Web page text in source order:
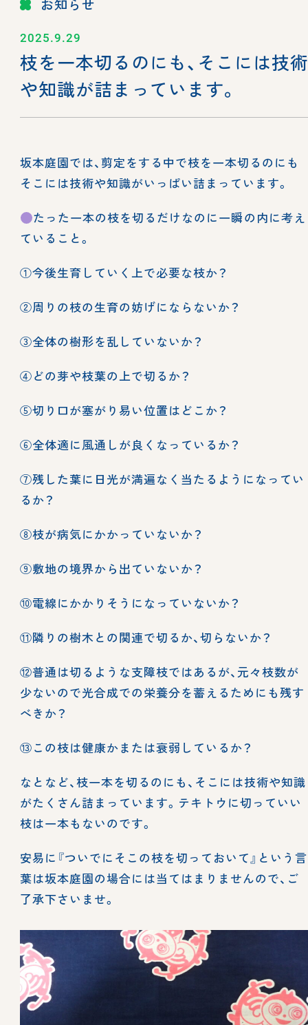
お知らせ
2025.9.29
枝を一本切るのにも、そこには技
や知識が詰まっています。
坂本庭園では、剪定をする中で枝を一本切るのにも
そこには技術や知識がいっぱい詰まっています。
たった一本の枝を切るだけなのに一瞬の内に考え
ていること。
①今後生育していく上で必要な枝か？
②周りの枝の生育の妨げにならないか？
③全体の樹形を乱していないか？
④どの芽や枝葉の上で切るか？
⑤切り口が塞がり易い位置はどこか？
⑥全体適に風通しが良くなっているか？
⑦残した葉に日光が満遍なく当たるようになってい
るか？
⑧枝が病気にかかっていないか？
⑨敷地の境界から出ていないか？
⑩電線にかかりそうになっていないか？
⑪隣りの樹木との関連で切るか、切らないか？
⑫普通は切るような支障枝ではあるが、元々枝数が
少ないので光合成での栄養分を蓄えるためにも残す
べきか？
⑬この枝は健康かまたは衰弱しているか？
なとなど、枝一本を切るのにも、そこには技術や知識
がたくさん詰まっています。テキトウに切っていい
枝は一本もないのです。
安易に『ついでにそこの枝を切っておいて』という言
葉は坂本庭園の場合には当てはまりませんので、ご
了承下さいませ。